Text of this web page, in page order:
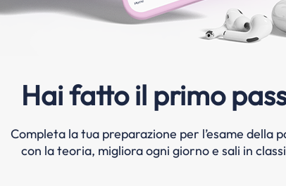
Hai fatto il primo
Completa la tua preparazione per l’esame della
con la teoria, migliora ogni giorno e sali in